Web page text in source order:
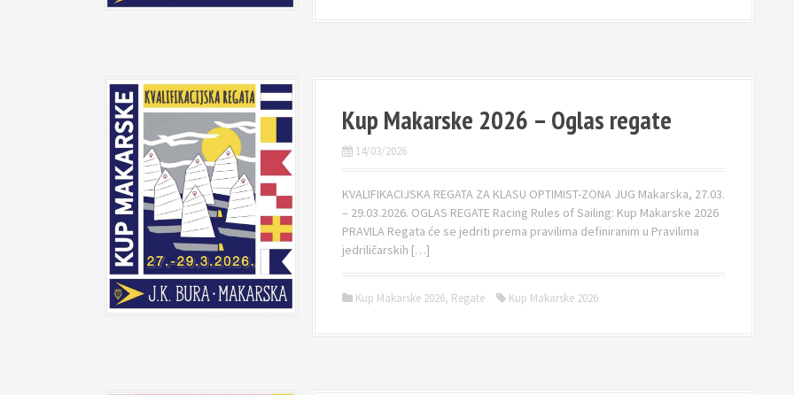
Kup Makarske 2026 – Oglas regate
14/03/2026
KVALIFIKACIJSKA REGATA ZA KLASU OPTIMIST-ZONA JUG Makarska, 27.03.
– 29.03.2026. OGLAS REGATE Racing Rules of Sailing: Kup Makarske 2026
PRAVILA Regata će se jedriti prema pravilima definiranim u Pravilima
jedriličarskih […]
Kup Makarske 2026, Regate Kup Makarske 2026